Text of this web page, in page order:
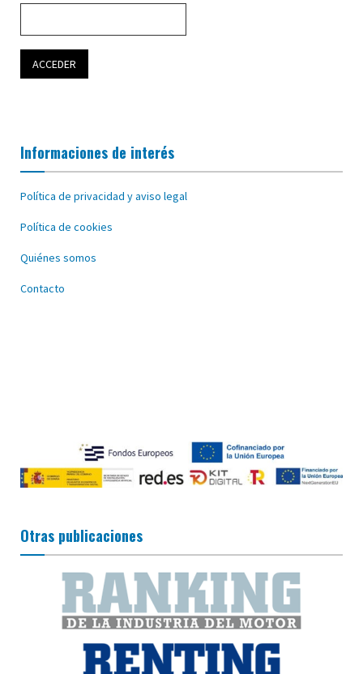
Informaciones de interés
Política de privacidad y aviso legal
Política de cookies
Quiénes somos
Contacto
Otras publicaciones